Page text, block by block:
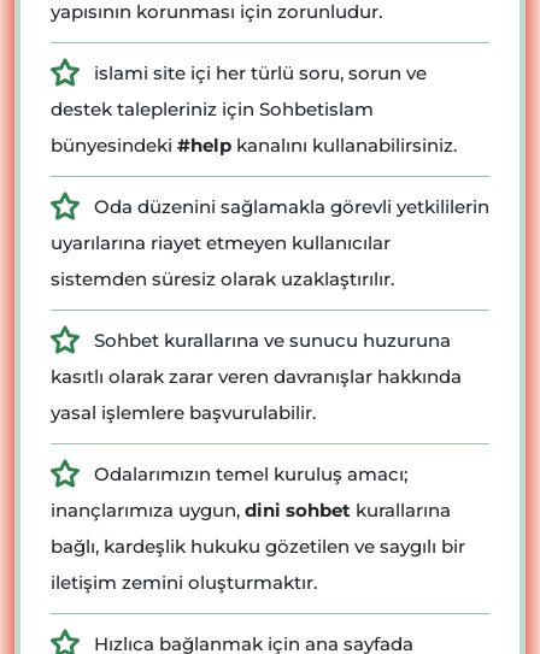
yapısının korunması için zorunludur.
islami site içi her türlü soru, sorun ve
destek talepleriniz için Sohbetislam
bünyesindeki #help kanalını kullanabilirsiniz.
Oda düzenini sağlamakla görevli yetkililerin
uyarılarına riayet etmeyen kullanıcılar
sistemden süresiz olarak uzaklaştırılır.
Sohbet kurallarına ve sunucu huzuruna
kasıtlı olarak zarar veren davranışlar hakkında
yasal işlemlere başvurulabilir.
Odalarımızın temel kuruluş amacı;
inançlarımıza uygun, dini sohbet kurallarına
bağlı, kardeşlik hukuku gözetilen ve saygılı bir
iletişim zemini oluşturmaktır.
Hızlıca bağlanmak için ana sayfada